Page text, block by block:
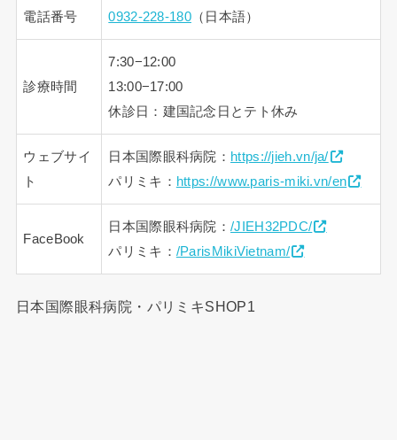
電話番号 0932-228-180（日本語）
診療時間
7:30−12:00
13:00−17:00
休診日：建国記念日とテト休み
ウェブサイ
ト
日本国際眼科病院： https://jieh.vn/ja/
パリミキ： https://www.paris-miki.vn/en
FaceBook
日本国際眼科病院：/JIEH32PDC/
パリミキ： /ParisMikiVietnam/
日本国際眼科病院・パリミキSHOP1